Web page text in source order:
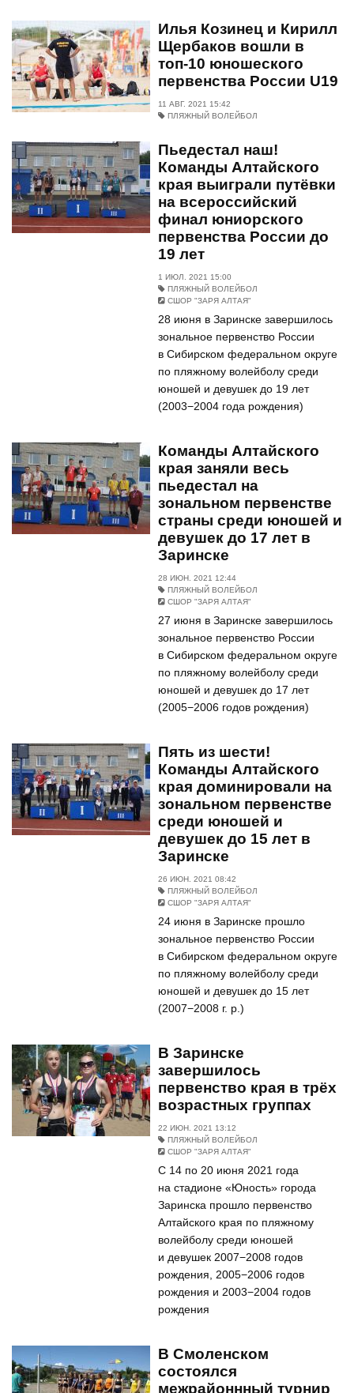
Илья Козинец и Кирилл
Щербаков вошли в
топ-10 юношеского
первенства России U19
11 АВГ. 2021 15:42
ПЛЯЖНЫЙ ВОЛЕЙБОЛ
Пьедестал наш!
Команды Алтайского
края выиграли путёвки
на всероссийский
финал юниорского
первенства России до
19 лет
1 ИЮЛ. 2021 15:00
ПЛЯЖНЫЙ ВОЛЕЙБОЛ
СШОР "ЗАРЯ АЛТАЯ"
28 июня в Заринске завершилось
зональное первенство России
в Сибирском федеральном округе
по пляжному волейболу среди
юношей и девушек до 19 лет
(2003−2004 года рождения)
Команды Алтайского
края заняли весь
пьедестал на
зональном первенстве
страны среди юношей и
девушек до 17 лет в
Заринске
28 ИЮН. 2021 12:44
ПЛЯЖНЫЙ ВОЛЕЙБОЛ
СШОР "ЗАРЯ АЛТАЯ"
27 июня в Заринске завершилось
зональное первенство России
в Сибирском федеральном округе
по пляжному волейболу среди
юношей и девушек до 17 лет
(2005−2006 годов рождения)
Пять из шести!
Команды Алтайского
края доминировали на
зональном первенстве
среди юношей и
девушек до 15 лет в
Заринске
26 ИЮН. 2021 08:42
ПЛЯЖНЫЙ ВОЛЕЙБОЛ
СШОР "ЗАРЯ АЛТАЯ"
24 июня в Заринске прошло
зональное первенство России
в Сибирском федеральном округе
по пляжному волейболу среди
юношей и девушек до 15 лет
(2007−2008 г. р.)
В Заринске
завершилось
первенство края в трёх
возрастных группах
22 ИЮН. 2021 13:12
ПЛЯЖНЫЙ ВОЛЕЙБОЛ
СШОР "ЗАРЯ АЛТАЯ"
С 14 по 20 июня 2021 года
на стадионе «Юность» города
Заринска прошло первенство
Алтайского края по пляжному
волейболу среди юношей
и девушек 2007−2008 годов
рождения, 2005−2006 годов
рождения и 2003−2004 годов
рождения
В Смоленском
состоялся
межрайоннный турнир